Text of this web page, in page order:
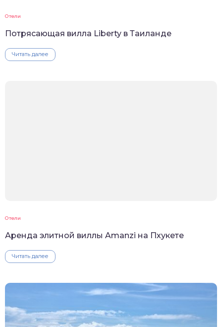
Отели
Потрясающая вилла Liberty в Таиланде
Читать далее
Отели
Аренда элитной виллы Amanzi на Пхукете
Читать далее